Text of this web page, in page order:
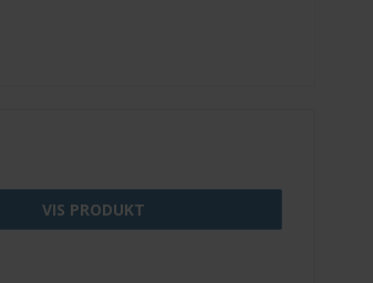
VIS PRODUKT